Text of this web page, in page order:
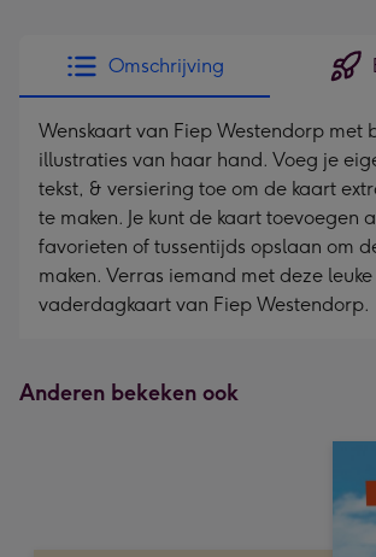
Omschrijving
Wenskaart van Fiep Westendorp met
illustraties van haar hand. Voeg je
tekst, & versiering toe om de kaart
te maken. Je kunt de kaart toevoegen
favorieten of tussentijds opslaan om
maken. Verras iemand met deze leuke
vaderdagkaart van Fiep Westendorp.
Anderen bekeken ook